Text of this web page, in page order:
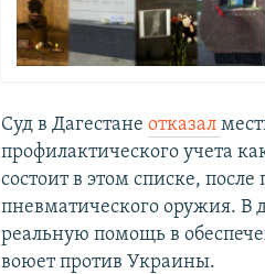
Суд в Дагестанеотказал
профилактического учета
состоит в этом списке,
пневматического оружия. В
реальную помощь в
воюет против Украины.